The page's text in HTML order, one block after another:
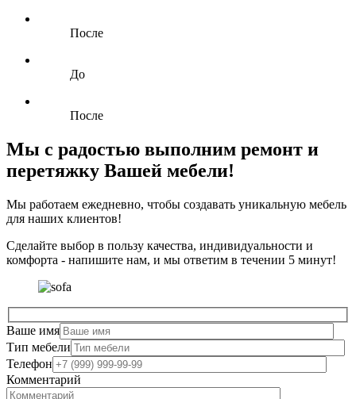
После
До
После
Мы c радостью выполним ремонт и
перетяжку Вашей мебели!
Мы работаем ежедневно, чтобы создавать уникальную мебель
для наших клиентов!
Сделайте выбор в пользу качества, индивидуальности и
комфорта - напишите нам, и мы ответим в течении 5 минут!
Ваше имя
Тип мебели
Телефон
Комментарий